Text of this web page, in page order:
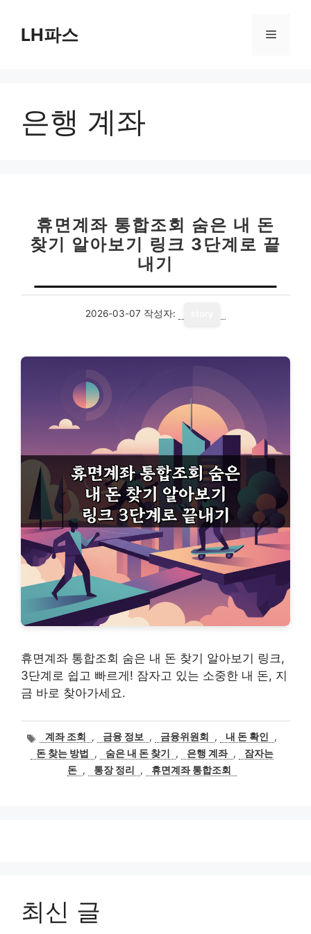
LH파스 메
은행 계좌
휴면계좌 통합조회 숨은 내 돈
찾기 알아보기 링크 3단계로 끝
내기
2026-03-07 작성자:
휴면계좌 통합조회 숨은 내 돈 찾기 알아보기 링크,
3단계로 쉽고 빠르게! 잠자고 있는 소중한 내 돈, 지
금 바로 찾아가세요.
태
그
계좌 조회 , 금융 정보 , 금융위원회 , 내 돈 확인
,
돈 찾는 방법
, 숨은 내 돈 찾기 , 은행 계좌 ,
잠자는
돈 , 통장 정리 , 휴면계좌 통합조회
최신 글